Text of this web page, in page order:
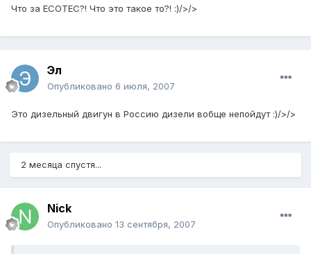
Что за ECOTEC?! Что это такое то?! :)/>/>
Эл
Опубликовано 6 июля, 2007
Это дизельный двигун в Россию дизели вобще непойдут :)/>/>
2 месяца спустя...
Nick
Опубликовано 13 сентября, 2007